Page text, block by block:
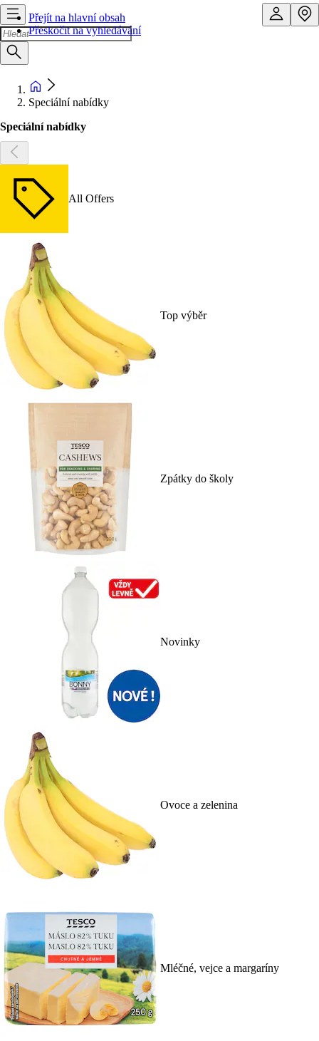
Přejít na hlavní obsah
Přeskočit na vyhledávání
Speciální nabídky
Speciální nabídky
All Offers
Top výběr
Zpátky do školy
Novinky
Ovoce a zelenina
Mléčné, vejce a margaríny